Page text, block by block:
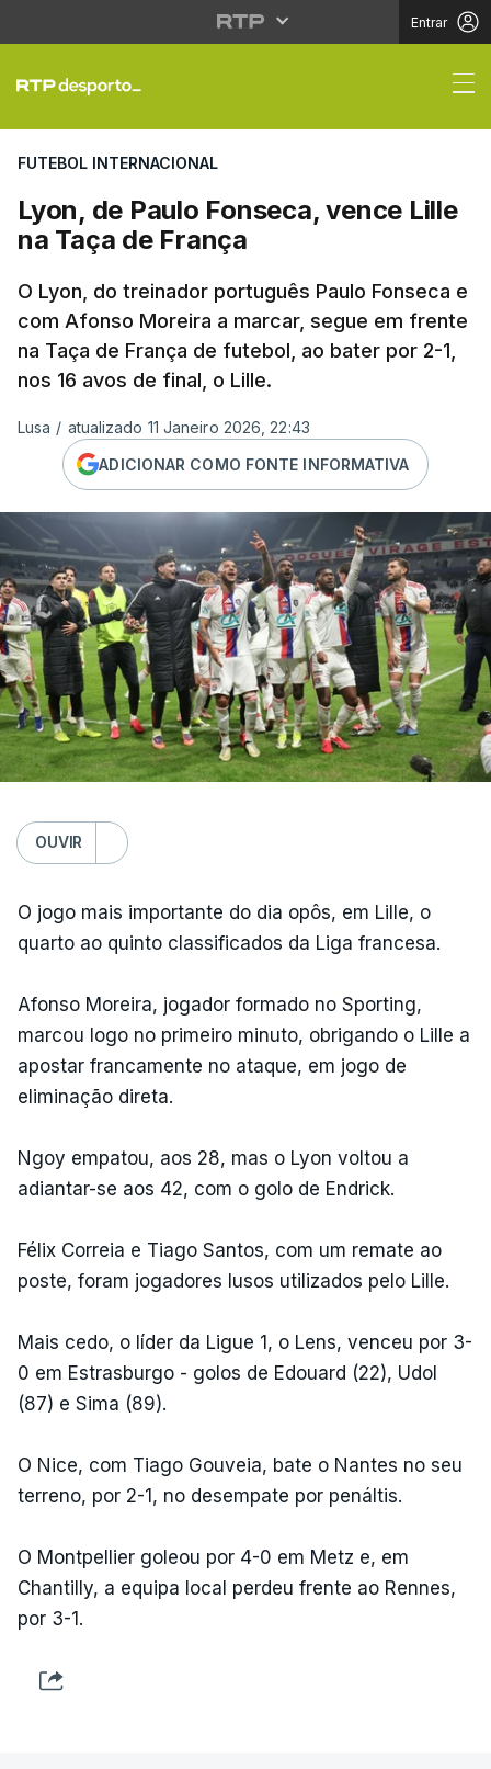
Entrar
Lyon, de Paulo
FUTEBOL INTERNACIONAL
Lyon, de Paulo Fonseca, vence Lille
na Taça de França
O Lyon, do treinador português Paulo Fonseca e
com Afonso Moreira a marcar, segue em frente
na Taça de França de futebol, ao bater por 2-1,
nos 16 avos de final, o Lille.
Lusa / atualizado 11 Janeiro 2026, 22:43
ADICIONAR COMO FONTE INFORMATIVA
OUVIR
O jogo mais importante do dia opôs, em Lille, o
quarto ao quinto classificados da Liga francesa.
Afonso Moreira, jogador formado no Sporting,
marcou logo no primeiro minuto, obrigando o Lille a
apostar francamente no ataque, em jogo de
eliminação direta.
Ngoy empatou, aos 28, mas o Lyon voltou a
adiantar-se aos 42, com o golo de Endrick.
Félix Correia e Tiago Santos, com um remate ao
poste, foram jogadores lusos utilizados pelo Lille.
Mais cedo, o líder da Ligue 1, o Lens, venceu por 3-
0 em Estrasburgo - golos de Edouard (22), Udol
(87) e Sima (89).
O Nice, com Tiago Gouveia, bate o Nantes no seu
terreno, por 2-1, no desempate por penáltis.
O Montpellier goleou por 4-0 em Metz e, em
Chantilly, a equipa local perdeu frente ao Rennes,
por 3-1.